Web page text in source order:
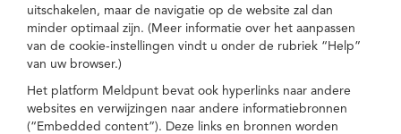
uitschakelen, maar de navigatie op de website zal dan
minder optimaal zijn. (Meer informatie over het aanpassen
van de cookie-instellingen vindt u onder de rubriek “Help”
van uw browser.)
Het platform Meldpunt bevat ook hyperlinks naar andere
websites en verwijzingen naar andere informatiebronnen
(“Embedded content”). Deze links en bronnen worden